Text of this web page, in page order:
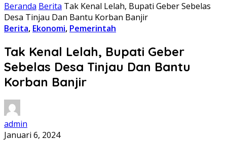
Beranda Berita Tak Kenal Lelah, Bupati Geber Sebelas
Desa Tinjau Dan Bantu Korban Banjir
Berita, Ekonomi, Pemerintah
Tak Kenal Lelah, Bupati Geber
Sebelas Desa Tinjau Dan Bantu
Korban Banjir
admin
Januari 6, 2024